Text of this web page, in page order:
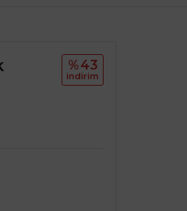
%43
i̇ndi̇ri̇m